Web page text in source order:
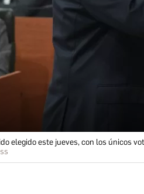
elegido este jueves, con los únicos